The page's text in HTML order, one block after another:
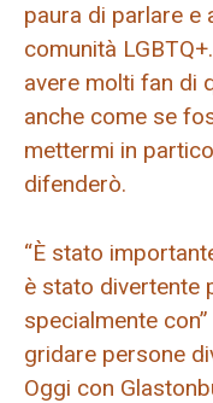
paura di parlare e
comunità
avere molti fan di
anche come se
mettermi in
difenderò.
“È stato
è stato divertente
specialmente
gridare persone
Oggi con